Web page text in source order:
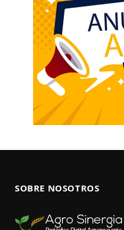
SOBRE NOSOTROS